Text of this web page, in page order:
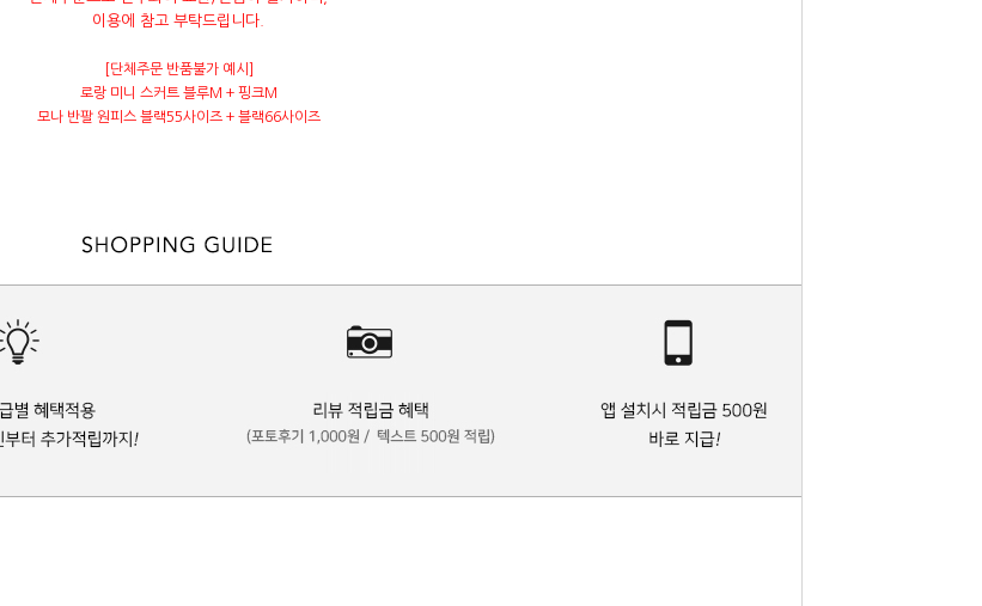
이용에 참고 부탁드립니다.
[단체주문 반품불가 예시]
로랑 미니 스커트 블루M + 핑크M
모나 반팔 원피스 블랙55사이즈 + 블랙66사이즈